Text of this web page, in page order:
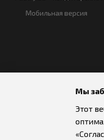
Мобильная версия
Мы
Этот